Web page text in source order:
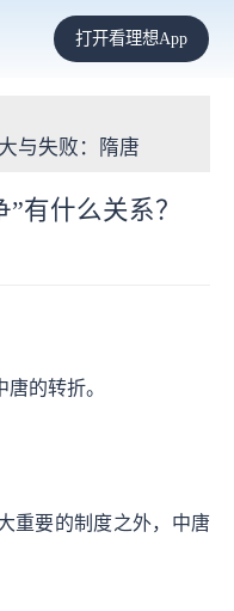
打开看理想App
与失败：隋唐
有什么关系？
的转折。
重要的制度之外，中唐